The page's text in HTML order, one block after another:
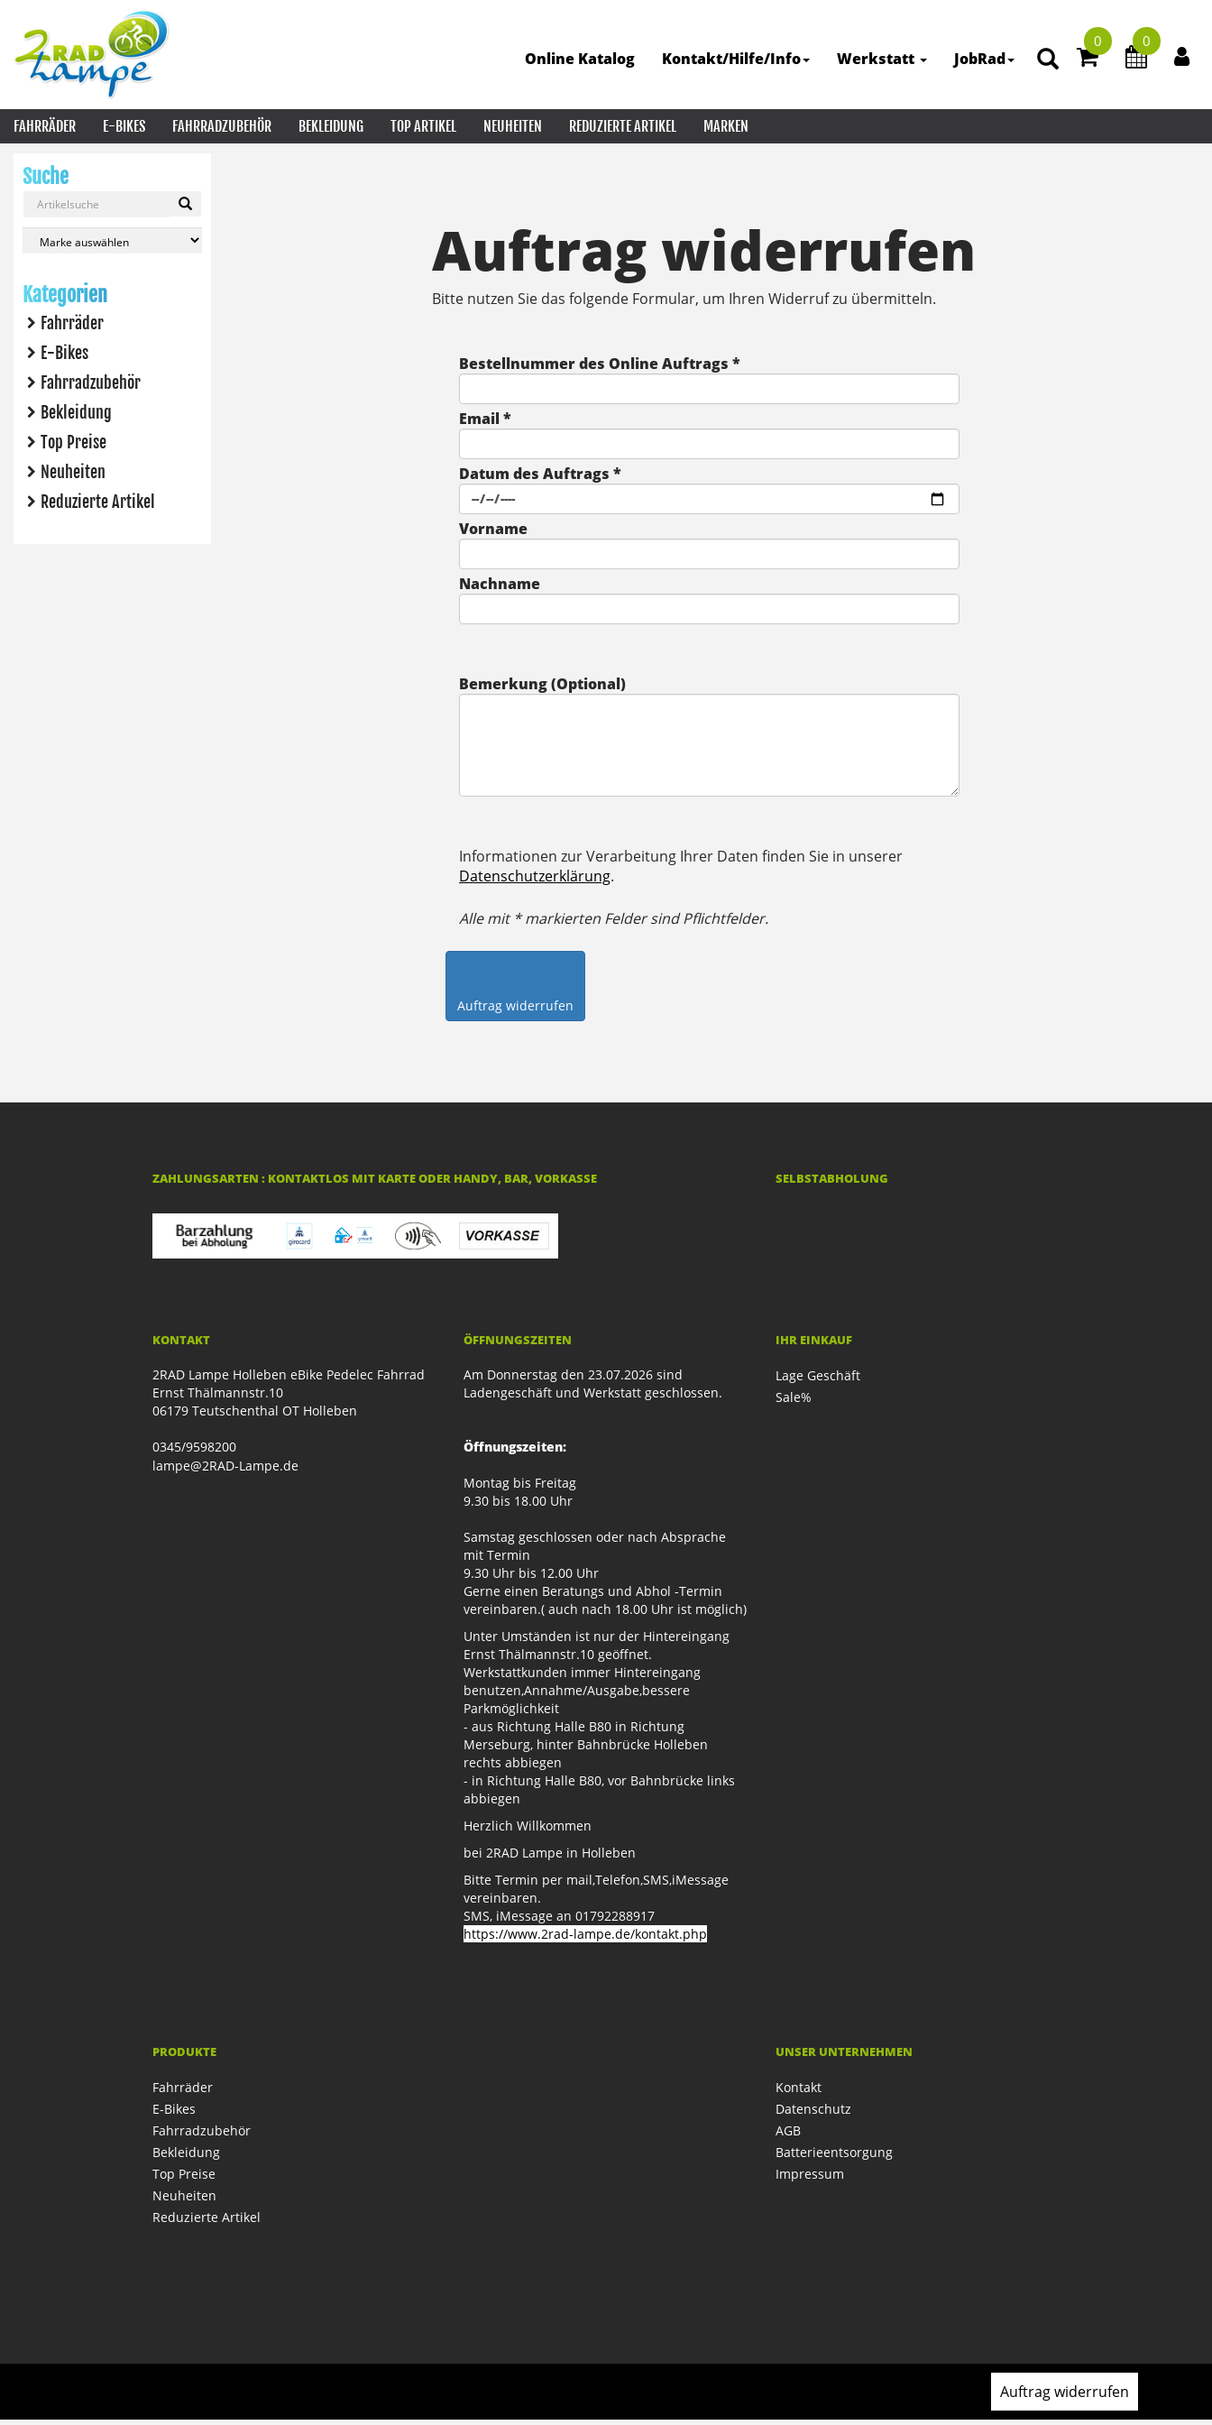
0 0
Online Katalog Kontakt/Hilfe/Info Werkstatt JobRad
FAHRRÄDER E-BIKES FAHRRADZUBEHÖR BEKLEIDUNG TOP ARTIKEL NEUHEITEN REDUZIERTE ARTIKEL MARKEN
Suche
Kategorien
Fahrräder
E-Bikes
Fahrradzubehör
Bekleidung
Top Preise
Neuheiten
Reduzierte Artikel
Auftrag widerrufen
Bitte nutzen Sie das folgende Formular, um Ihren Widerruf zu übermitteln.
Bestellnummer des Online Auftrags *
Email *
Datum des Auftrags *
Vorname
Nachname
Bemerkung (Optional)
Informationen zur Verarbeitung Ihrer Daten finden Sie in unserer
Datenschutzerklärung.
Alle mit * markierten Felder sind Pflichtfelder.
ZAHLUNGSARTEN : KONTAKTLOS MIT KARTE ODER HANDY, BAR, VORKASSE SELBSTABHOLUNG
KONTAKT
2RAD Lampe Holleben eBike Pedelec Fahrrad
Ernst Thälmannstr.10
06179 Teutschenthal OT Holleben
0345/9598200
lampe@2RAD-Lampe.de
ÖFFNUNGSZEITEN
Am Donnerstag den 23.07.2026 sind
Ladengeschäft und Werkstatt geschlossen.
Öffnungszeiten:
Montag bis Freitag
9.30 bis 18.00 Uhr
Samstag geschlossen oder nach Absprache
mit Termin
9.30 Uhr bis 12.00 Uhr
Gerne einen Beratungs und Abhol -Termin
vereinbaren.( auch nach 18.00 Uhr ist möglich)
Unter Umständen ist nur der Hintereingang
Ernst Thälmannstr.10 geöffnet.
Werkstattkunden immer Hintereingang
benutzen,Annahme/Ausgabe,bessere
Parkmöglichkeit
- aus Richtung Halle B80 in Richtung
Merseburg, hinter Bahnbrücke Holleben
rechts abbiegen
- in Richtung Halle B80, vor Bahnbrücke links
abbiegen
Herzlich Willkommen
bei 2RAD Lampe in Holleben
Bitte Termin per mail,Telefon,SMS,iMessage
vereinbaren.
SMS, iMessage an 01792288917
https://www.2rad-lampe.de/kontakt.php
IHR EINKAUF
Lage Geschäft
Sale%
PRODUKTE
Fahrräder
E-Bikes
Fahrradzubehör
Bekleidung
Top Preise
Neuheiten
Reduzierte Artikel
UNSER UNTERNEHMEN
Kontakt
Datenschutz
AGB
Batterieentsorgung
Impressum
Auftrag widerrufen